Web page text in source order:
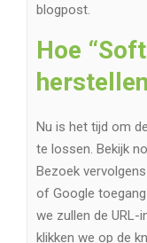
blogpost.
Hoe
herstellen
Nu is het tijd om
te lossen. Bekijk
Bezoek
of Google
we zullen de URL-
klikken we op de